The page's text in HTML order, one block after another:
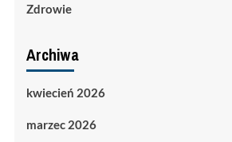
Zdrowie
Archiwa
kwiecień 2026
marzec 2026